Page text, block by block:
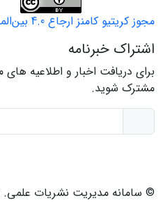
مجوز کریتیو کامنز ارجاع 4.0 بین‌المللی
اشتراک خبرنامه
برای دریافت اخبار و اطلاعیه
مشترک شوید.
© سامانه مدیریت نشریات علمی.